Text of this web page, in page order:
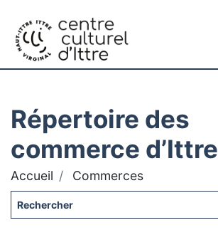
Répertoire des
commerce d’Ittre
Accueil Commerces